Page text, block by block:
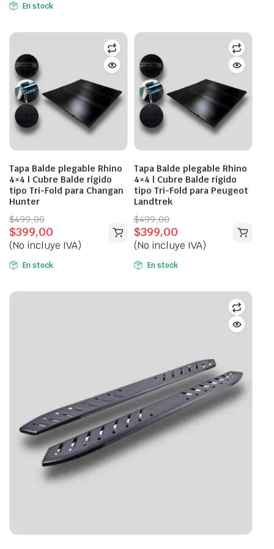
En stock
Tapa Balde plegable Rhino
4×4 | Cubre Balde rígido
tipo Tri-Fold para Changan
Hunter
$499,00
Original
price
was:
$499,00.
$399,00
Current
price
is:
$399,00.
(No incluye IVA)
En stock
Tapa Balde plegable Rhino
4×4 | Cubre Balde rígido
tipo Tri-Fold para Peugeot
Landtrek
$499,00
Original
price
was:
$499,00.
$399,00
Current
price
is:
$399,00.
(No incluye IVA)
En stock